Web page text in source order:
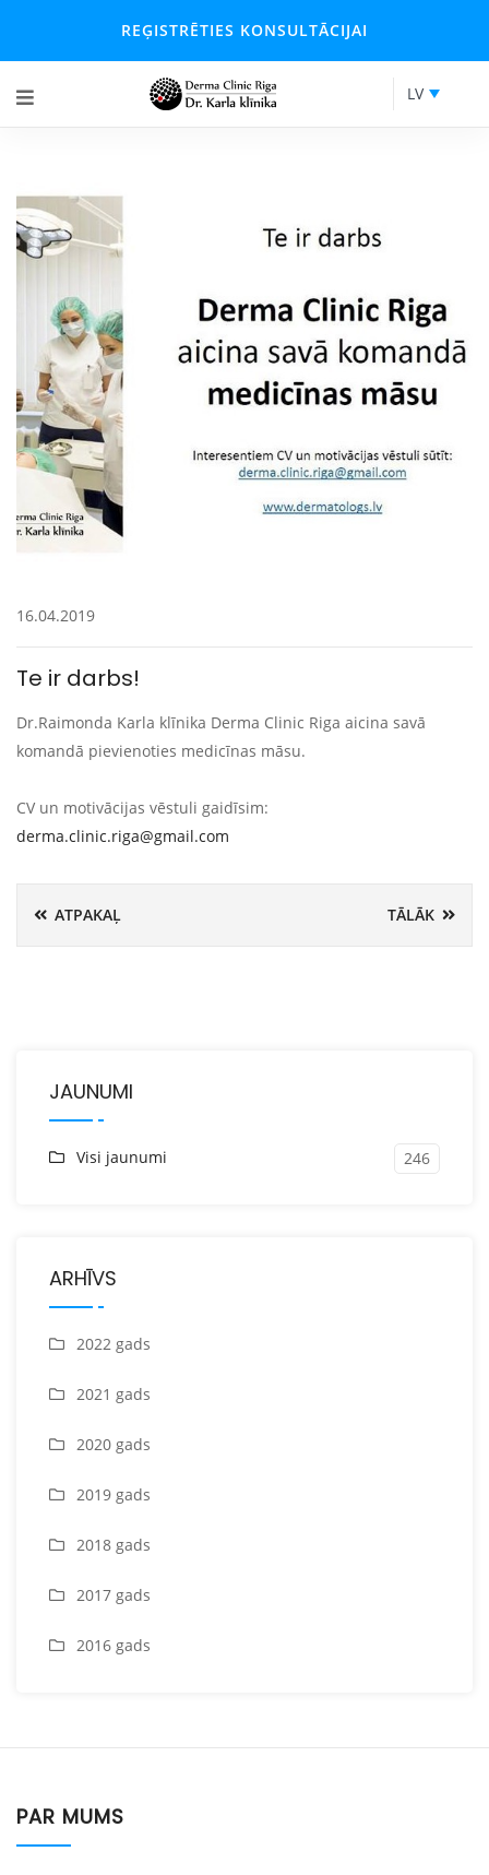
REĢISTRĒTIES KONSULTĀCIJAI
LV
16.04.2019
Te ir darbs!
Dr.Raimonda Karla klīnika Derma Clinic Riga aicina savā
komandā pievienoties medicīnas māsu.
CV un motivācijas vēstuli gaidīsim:
derma.clinic.riga@gmail.com
ATPAKAĻ TĀLĀK
JAUNUMI
Visi jaunumi 246
ARHĪVS
2022 gads
2021 gads
2020 gads
2019 gads
2018 gads
2017 gads
2016 gads
PAR MUMS